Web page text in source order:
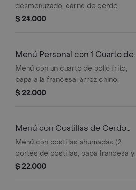
desmenuzado, carne de cerdo
$ 24.000
Menú Personal con 1 Cuarto de
Pollo
Menú con un cuarto de pollo frito,
papa a la francesa, arroz chino.
$ 22.000
Menú con Costillas de Cerdo
Ahumadas
Menú con costillas ahumadas (2
cortes de costillas, papa francesa y
arroz chino).
$ 22.000